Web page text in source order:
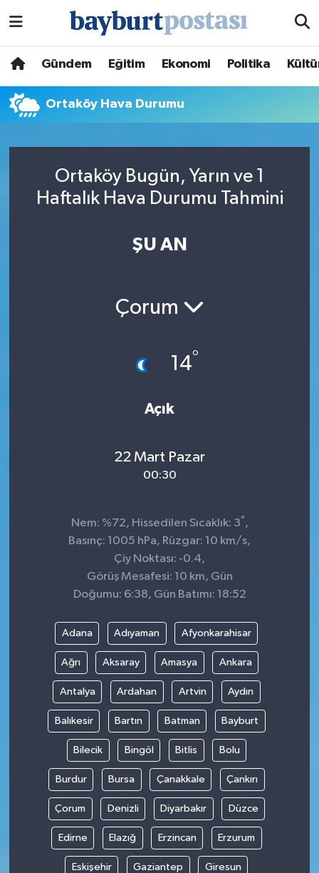
Gündem Eğitim Ekonomi Politika
Ortaköy Hava Durumu
Ortaköy Bugün, Yarın ve 1
Haftalık Hava Durumu Tahmini
ŞU AN
Çorum
14°
Açık
22 Mart Pazar
00:30
Nem: %72, Hissedilen Sıcaklık: 3° ,
Basınç: 1005 hPa, Rüzgar: 10 km/s,
Çiy Noktası: -0.4,
Görüş Mesafesi: 10 km, Gün
Doğumu: 6:38, Gün Batımı: 18:52
Adana Adıyaman Afyonkarahisar
Ağrı Aksaray Amasya Ankara
Antalya Ardahan Artvin Aydın
Balıkesir Bartın Batman Bayburt
Bilecik Bingöl Bitlis Bolu
Burdur Bursa Çanakkale Çankırı
Çorum Denizli Diyarbakır Düzce
Edirne Elazığ Erzincan Erzurum
Eskişehir Gaziantep Giresun
Hava Durumu
Süper Lig Puan Durumu ve Fikstür